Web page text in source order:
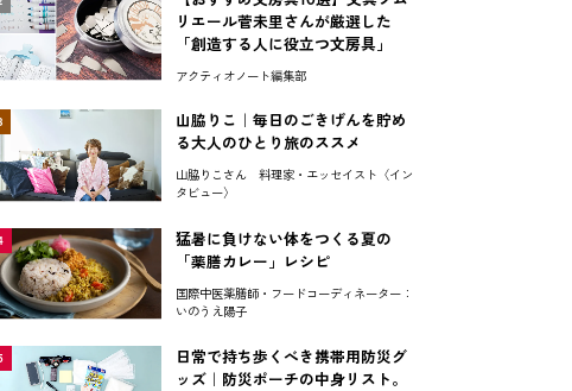
リエール菅未里さんが厳選した
「創造する人に役立つ文房具」
アクティオノート編集部
山脇りこ｜毎日のごきげんを貯め
る大人のひとり旅のススメ
山脇りこさん 料理家・エッセイスト〈イン
タビュー〉
猛暑に負けない体をつくる夏の
「薬膳カレー」レシピ
国際中医薬膳師・フードコーディネーター：
いのうえ陽子
日常で持ち歩くべき携帯用防災グ
ッズ｜防災ポーチの中身リスト。